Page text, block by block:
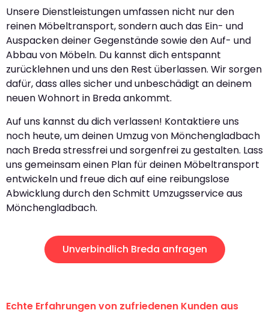
Unsere Dienstleistungen umfassen nicht nur den
reinen Möbeltransport, sondern auch das Ein- und
Auspacken deiner Gegenstände sowie den Auf- und
Abbau von Möbeln. Du kannst dich entspannt
zurücklehnen und uns den Rest überlassen. Wir sorgen
dafür, dass alles sicher und unbeschädigt an deinem
neuen Wohnort in Breda ankommt.
Auf uns kannst du dich verlassen! Kontaktiere uns
noch heute, um deinen Umzug von Mönchengladbach
nach Breda stressfrei und sorgenfrei zu gestalten. Lass
uns gemeinsam einen Plan für deinen Möbeltransport
entwickeln und freue dich auf eine reibungslose
Abwicklung durch den Schmitt Umzugsservice aus
Mönchengladbach.
Unverbindlich Breda anfragen
Echte Erfahrungen von zufriedenen Kunden aus